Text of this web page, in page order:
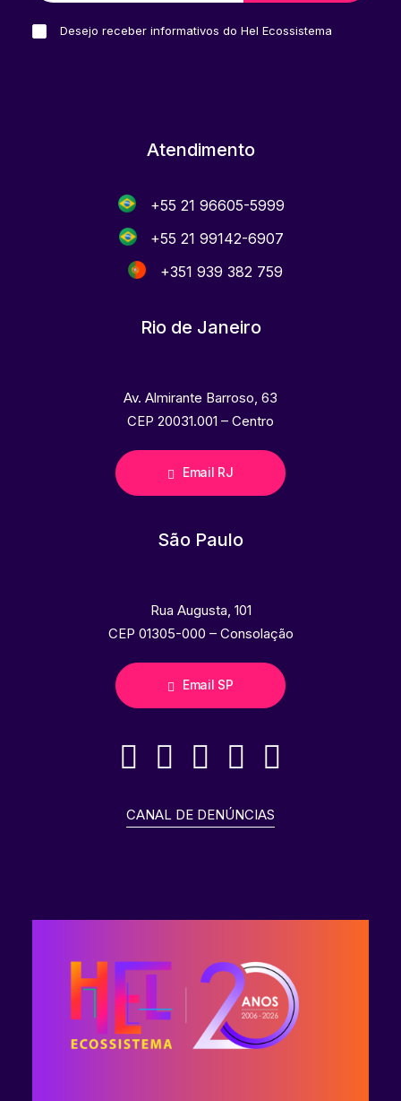
Desejo receber informativos do Hel Ecossistema
Atendimento
+55 21 96605-5999
+55 21 99142-6907
+351 939 382 759
Rio de Janeiro
Av. Almirante Barroso, 63
CEP 20031.001 – Centro
Email RJ
São Paulo
Rua Augusta, 101
CEP 01305-000 – Consolação
Email SP
CANAL DE DENÚNCIAS